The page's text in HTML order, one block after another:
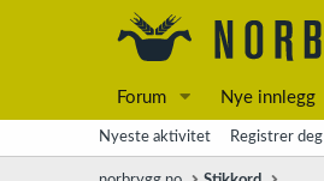
Forum Nye innlegg
Nyeste aktivitet Registrer deg